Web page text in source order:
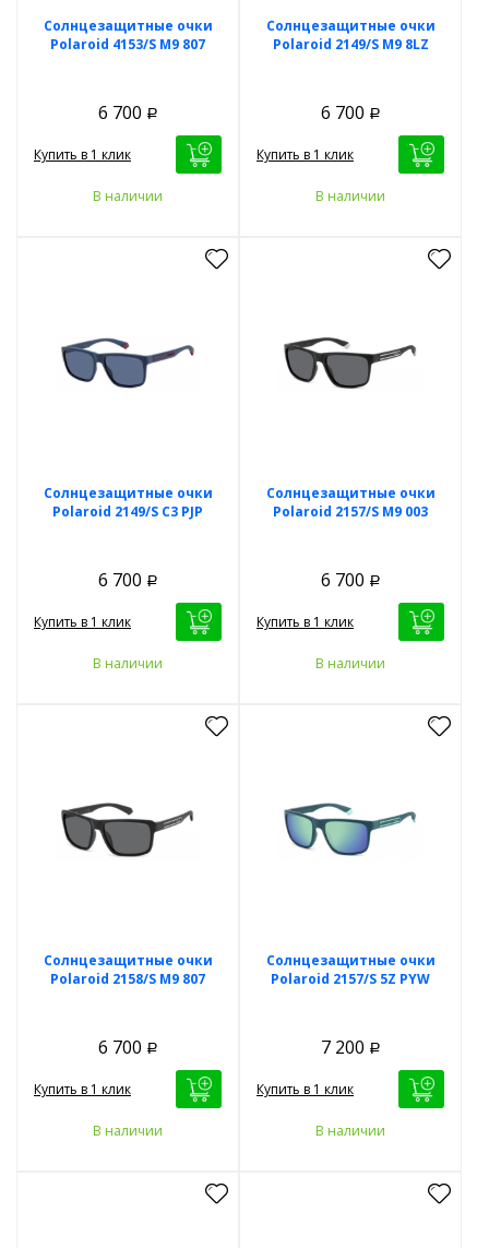
Солнцезащитные очки
Polaroid 4153/S M9 807
6 700 Р
Купить в 1 клик
В наличии
Солнцезащитные очки
Polaroid 2149/S M9 8LZ
6 700 Р
Купить в 1 клик
В наличии
Солнцезащитные очки
Polaroid 2149/S C3 PJP
6 700 Р
Купить в 1 клик
В наличии
Солнцезащитные очки
Polaroid 2157/S M9 003
6 700 Р
Купить в 1 клик
В наличии
Солнцезащитные очки
Polaroid 2158/S M9 807
6 700 Р
Купить в 1 клик
В наличии
Солнцезащитные очки
Polaroid 2157/S 5Z PYW
7 200 Р
Купить в 1 клик
В наличии